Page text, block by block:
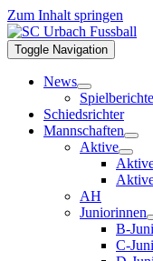
Zum Inhalt springen
Toggle Navigation
News
Spielberichte
Schiedsrichter
Mannschaften
Aktive
AH
Juniorinnen
B-
C-